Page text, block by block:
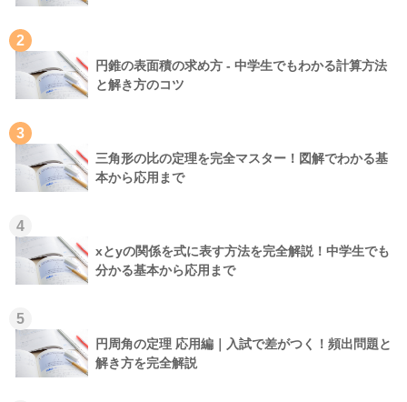
2
円錐の表面積の求め方 - 中学生でもわかる計算方法
と解き方のコツ
3
三角形の比の定理を完全マスター！図解でわかる基
本から応用まで
4
xとyの関係を式に表す方法を完全解説！中学生でも
分かる基本から応用まで
5
円周角の定理 応用編｜入試で差がつく！頻出問題と
解き方を完全解説